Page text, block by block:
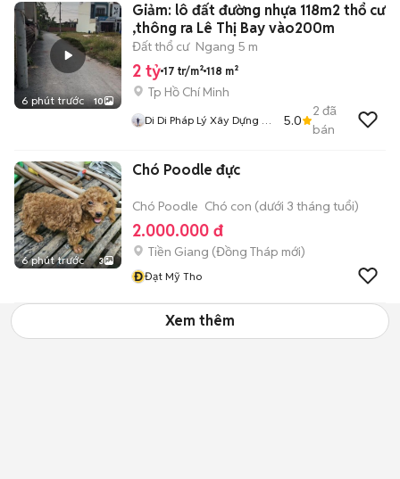
6 phút trước 10
Giảm: lô đất đường nhựa 118m2 thổ cư
,thông ra Lê Thị Bay vào200m
Đất thổ cư Ngang 5 m
2 tỷ 17 tr/m² 118 m²
Tp Hồ Chí Minh
Di Di Pháp Lý Xây Dựng Củ
5.0
2 đã
bán
6 phút trước 3
Chó Poodle đực
Chó Poodle Chó con (dưới 3 tháng tuổi)
2.000.000 đ
Tiền Giang (Đồng Tháp mới)
ĐĐạt Mỹ Tho
Xem thêm